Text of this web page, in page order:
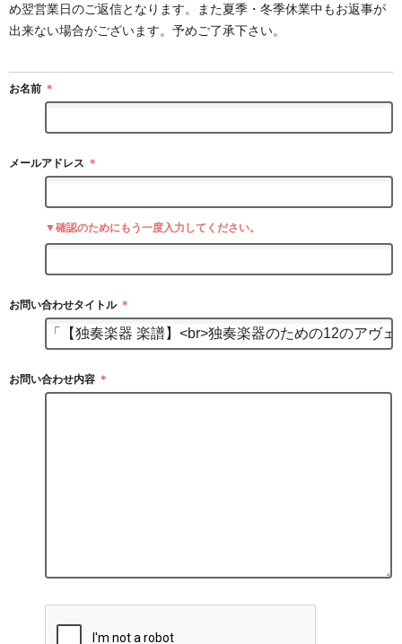
め翌営業日のご返信となります。また夏季・冬季休業中もお返事が
出来ない場合がございます。予めご了承下さい。
お名前 ＊
メールアドレス ＊
▼確認のためにもう一度入力してください。
お問い合わせタイトル ＊
お問い合わせ内容 ＊